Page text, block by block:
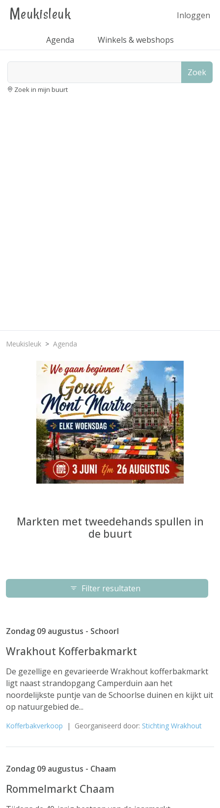
Meukisleuk Inloggen
Agenda Winkels & webshops
Zoek
Zoek in mijn buurt
Meukisleuk Agenda
Markten met tweedehands spullen in
de buurt
Filter resultaten
Zondag 09 augustus - Schoorl
Wrakhout Kofferbakmarkt
De gezellige en gevarieerde Wrakhout kofferbakmarkt
ligt naast strandopgang Camperduin aan het
noordelijkste puntje van de Schoorlse duinen en kijkt uit
op natuurgebied de...
Kofferbakverkoop | Georganiseerd door: Stichting Wrakhout
Zondag 09 augustus - Chaam
Rommelmarkt Chaam